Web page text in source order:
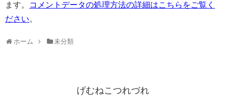
ます。
コメントデータの処理方法の詳細はこちらをご覧く
ださい。
ホーム 未分類
げむねこつれづれ